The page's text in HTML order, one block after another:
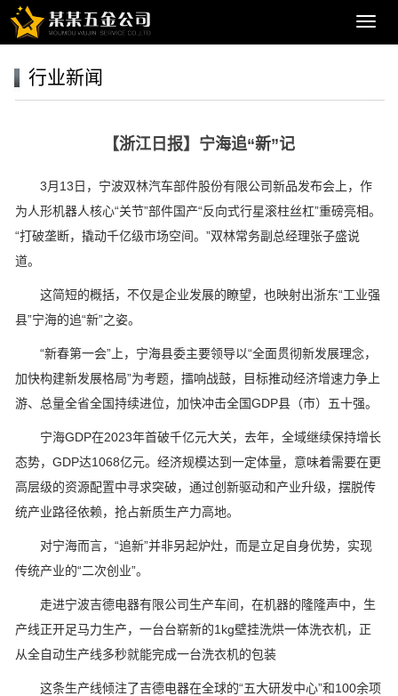
导
行业新闻
【浙江日报】宁海追“新”记
3月13日，宁波双林汽车部件股份有限公司新品发布会上，作
为人形机器人核心“关节”部件国产“反向式行星滚柱丝杠”重磅亮相。
“打破垄断，撬动千亿级市场空间。”双林常务副总经理张子盛说
道。
这简短的概括，不仅是企业发展的瞭望，也映射出浙东“工业强
县”宁海的追“新”之姿。
“新春第一会”上，宁海县委主要领导以“全面贯彻新发展理念，
加快构建新发展格局”为考题，擂响战鼓，目标推动经济增速力争上
游、总量全省全国持续进位，加快冲击全国GDP县（市）五十强。
宁海GDP在2023年首破千亿元大关，去年，全域继续保持增长
态势，GDP达1068亿元。经济规模达到一定体量，意味着需要在更
高层级的资源配置中寻求突破，通过创新驱动和产业升级，摆脱传
统产业路径依赖，抢占新质生产力高地。
对宁海而言，“追新”并非另起炉灶，而是立足自身优势，实现
传统产业的“二次创业”。
走进宁波吉德电器有限公司生产车间，在机器的隆隆声中，生
产线正开足马力生产，一台台崭新的1kg壁挂洗烘一体洗衣机，正
从全自动生产线多秒就能完成一台洗衣机的包装
这条生产线倾注了吉德电器在全球的“五大研发中心”和100余项